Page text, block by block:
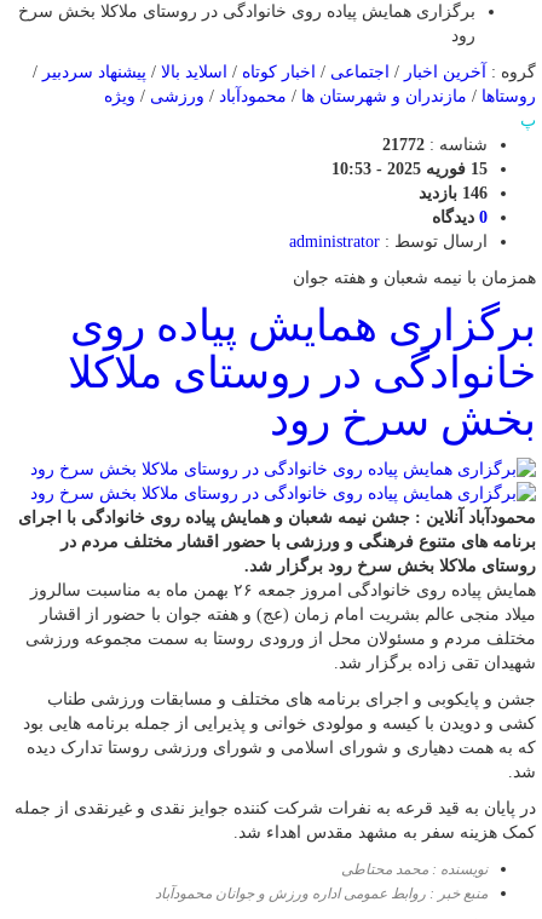
برگزاری همایش پیاده روی خانوادگی در روستای ملاکلا بخش سرخ
رود
گروه :
آخرین اخبار / اجتماعی / اخبار کوتاه / اسلاید بالا / پیشنهاد سردبیر /
روستاها / مازندران و شهرستان ها / محمودآباد / ورزشی / ویژه
پ
شناسه : 21772
15 فوریه 2025 - 10:53
146 بازدید
0 دیدگاه
ارسال توسط : administrator
همزمان با نیمه شعبان و هفته جوان
برگزاری همایش پیاده روی
خانوادگی در روستای ملاکلا
بخش سرخ رود
محمودآباد آنلاین : جشن نیمه شعبان و همایش پیاده روی خانوادگی با اجرای
برنامه های متنوع فرهنگی و ورزشی با حضور اقشار مختلف مردم در
روستای ملاکلا بخش سرخ رود برگزار شد.
همایش پیاده روی خانوادگی امروز جمعه ۲۶ بهمن ماه به مناسبت سالروز
میلاد منجی عالم بشریت امام زمان (عج) و هفته جوان با حضور از اقشار
مختلف مردم و مسئولان محل از ورودی روستا به سمت مجموعه ورزشی
شهیدان تقی زاده برگزار شد.
جشن و پایکوبی و اجرای برنامه های مختلف و مسابقات ورزشی طناب
کشی و دویدن با کیسه و مولودی خوانی و پذیرایی از جمله برنامه هایی بود
که به همت دهیاری و شورای اسلامی و شورای ورزشی روستا تدارک دیده
شد.
در پایان به قید قرعه به نفرات شرکت کننده جوایز نقدی و غیرنقدی از جمله
کمک هزینه سفر به مشهد مقدس اهداء شد.
نویسنده : محمد محتاطی
منبع خبر : روابط عمومی اداره ورزش و جوانان محمودآباد